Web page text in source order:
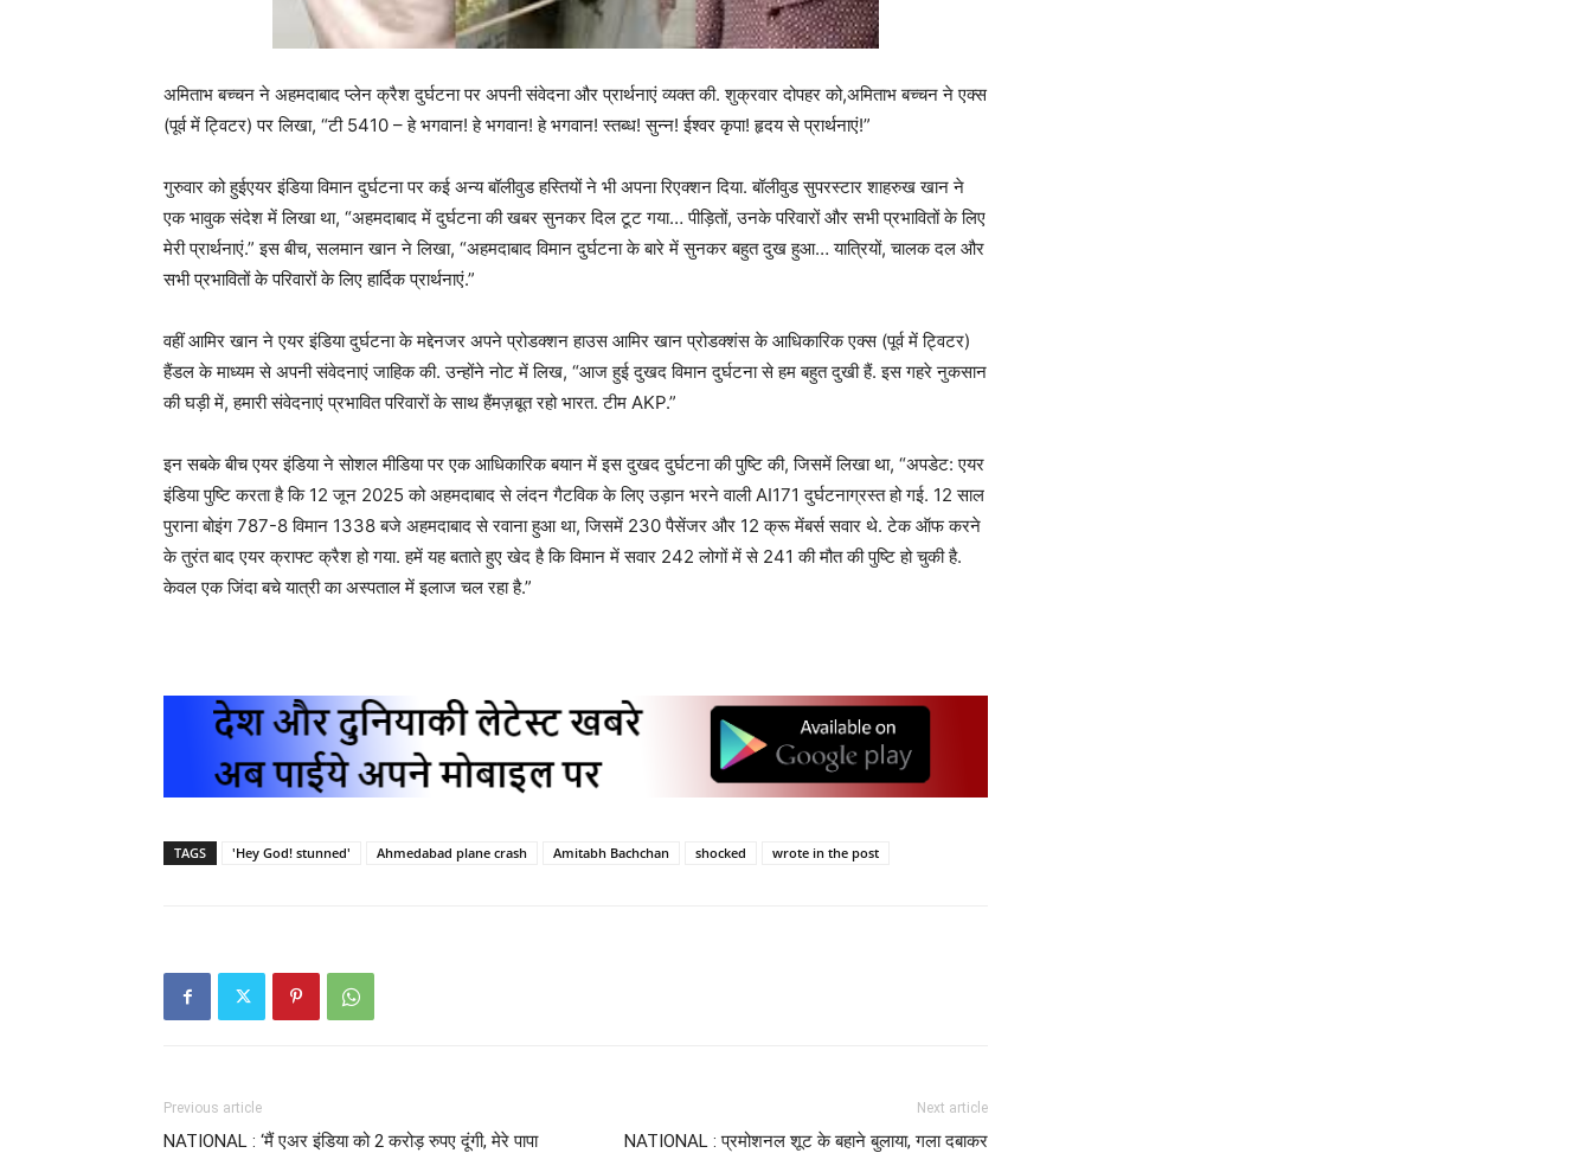
अमिताभ बच्चन ने अहमदाबाद प्लेन क्रैश दुर्घटना पर अपनी संवेदना और प्रार्थनाएं व्यक्त की. शुक्रवार दोपहर को,अमिताभ बच्चन ने एक्स
(पूर्व में ट्विटर) पर लिखा, “टी 5410 – हे भगवान! हे भगवान! हे भगवान! स्तब्ध! सुन्न! ईश्वर कृपा! हृदय से प्रार्थनाएं!”
गुरुवार को हुईएयर इंडिया विमान दुर्घटना पर कई अन्य बॉलीवुड हस्तियों ने भी अपना रिएक्शन दिया. बॉलीवुड सुपरस्टार शाहरुख खान ने
एक भावुक संदेश में लिखा था, “अहमदाबाद में दुर्घटना की खबर सुनकर दिल टूट गया… पीड़ितों, उनके परिवारों और सभी प्रभावितों के लिए
मेरी प्रार्थनाएं.” इस बीच, सलमान खान ने लिखा, “अहमदाबाद विमान दुर्घटना के बारे में सुनकर बहुत दुख हुआ… यात्रियों, चालक दल और
सभी प्रभावितों के परिवारों के लिए हार्दिक प्रार्थनाएं.”
वहीं आमिर खान ने एयर इंडिया दुर्घटना के मद्देनजर अपने प्रोडक्शन हाउस आमिर खान प्रोडक्शंस के आधिकारिक एक्स (पूर्व में ट्विटर)
हैंडल के माध्यम से अपनी संवेदनाएं जाहिक की. उन्होंने नोट में लिख, “आज हुई दुखद विमान दुर्घटना से हम बहुत दुखी हैं. इस गहरे नुकसान
की घड़ी में, हमारी संवेदनाएं प्रभावित परिवारों के साथ हैंमज़बूत रहो भारत. टीम AKP.”
इन सबके बीच एयर इंडिया ने सोशल मीडिया पर एक आधिकारिक बयान में इस दुखद दुर्घटना की पुष्टि की, जिसमें लिखा था, “अपडेट: एयर
इंडिया पुष्टि करता है कि 12 जून 2025 को अहमदाबाद से लंदन गैटविक के लिए उड़ान भरने वाली AI171 दुर्घटनाग्रस्त हो गई. 12 साल
पुराना बोइंग 787-8 विमान 1338 बजे अहमदाबाद से रवाना हुआ था, जिसमें 230 पैसेंजर और 12 क्रू मेंबर्स सवार थे. टेक ऑफ करने
के तुरंत बाद एयर क्राफ्ट क्रैश हो गया. हमें यह बताते हुए खेद है कि विमान में सवार 242 लोगों में से 241 की मौत की पुष्टि हो चुकी है.
केवल एक जिंदा बचे यात्री का अस्पताल में इलाज चल रहा है.”
TAGS 'Hey God! stunned' Ahmedabad plane crash Amitabh Bachchan shocked wrote in the post
Previous article
NATIONAL : ‘मैं एअर इंडिया को 2 करोड़ रुपए दूंगी, मेरे पापा
Next article
NATIONAL : प्रमोशनल शूट के बहाने बुलाया, गला दबाकर